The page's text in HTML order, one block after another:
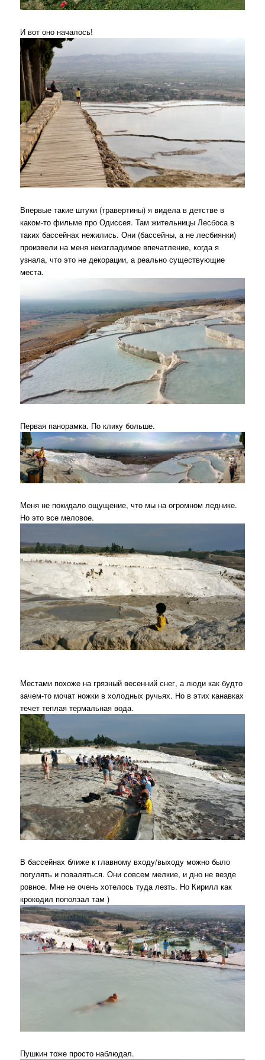
И вот оно началось!
Впервые такие штуки (травертины) я видела в детстве в
каком-то фильме про Одиссея. Там жительницы Лесбоса в
таких бассейнах нежились. Они (бассейны, а не лесбиянки)
произвели на меня неизгладимое впечатление, когда я
узнала, что это не декорации, а реально существующие
места.
Первая панорамка. По клику больше.
Меня не покидало ощущение, что мы на огромном леднике.
Но это все меловое.
Местами похоже на грязный весенний снег, а люди как будто
зачем-то мочат ножки в холодных ручьях. Но в этих канавках
течет теплая термальная вода.
В бассейнах ближе к главному входу/выходу можно было
погулять и поваляться. Они совсем мелкие, и дно не везде
ровное. Мне не очень хотелось туда лезть. Но Кирилл как
крокодил поползал там )
Пушкин тоже просто наблюдал.